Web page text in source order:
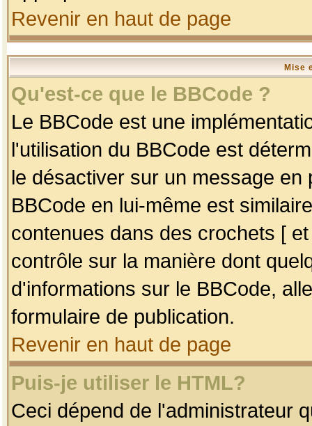
Revenir en haut de page
Mise
Qu'est-ce que le BBCode ?
Le BBCode est une
l'utilisation du BBCode est
le désactiver sur un message
BBCode en lui-même est
contenues dans des crochets [
contrôle sur la manière dont
d'informations sur le BBCode,
formulaire de publication.
Revenir en haut de page
Puis-je utiliser le HTML?
Ceci dépend de l'administrateur